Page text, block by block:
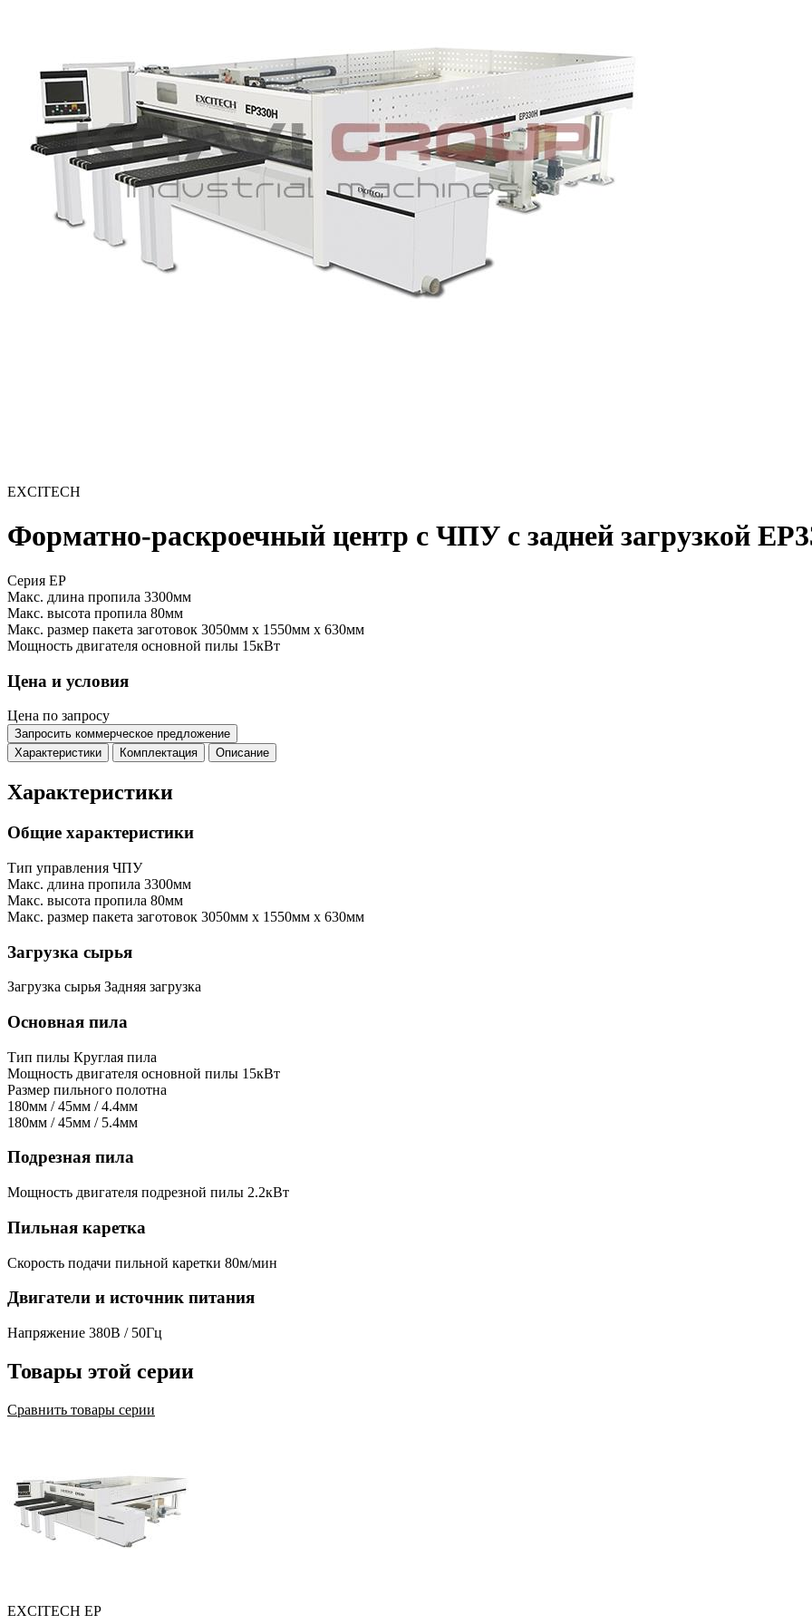
EXCITECH
Форматно-раскроечный центр с ЧПУ с задней загрузкой
Серия EP
Макс. длина пропила 3300мм
Макс. высота пропила 80мм
Макс. размер пакета заготовок 3050мм x 1550мм x 630мм
Мощность двигателя основной пилы 15кВт
Цена и условия
Цена по запросу
Запросить коммерческое предложение
Характеристики
Комплектация Описание
Характеристики
Общие характеристики
Тип управления ЧПУ
Макс. длина пропила 3300мм
Макс. высота пропила 80мм
Макс. размер пакета заготовок 3050мм x 1550мм x 630мм
Загрузка сырья
Загрузка сырья Задняя загрузка
Основная пила
Тип пилы Круглая пила
Мощность двигателя основной пилы 15кВт
Размер пильного полотна
180мм / 45мм / 4.4мм
180мм / 45мм / 5.4мм
Подрезная пила
Мощность двигателя подрезной пилы 2.2кВт
Пильная каретка
Скорость подачи пильной каретки 80м/мин
Двигатели и источник питания
Напряжение 380В / 50Гц
Товары этой серии
Сравнить товары серии
EXCITECH EP